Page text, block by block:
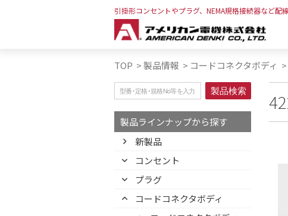
引掛形コンセントやプラグ、NEMA規格接続器など配
TOP >製品情報 > コードコネクタボディ >
製品ラインナップから探す
新製品
コンセント
プラグ
コードコネクタボディ